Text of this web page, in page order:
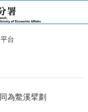
台
為鱉溪擘劃